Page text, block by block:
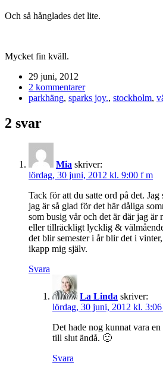
Och så hånglades det lite.
Mycket fin kväll.
29 juni, 2012
2 kommentarer
parkhäng, sparks joy., stockholm,
2 svar
Mia skriver:
lördag, 30 juni, 2012 kl. 9:00 f m
Tack för att du satte ord på det.
jag är så glad för det här dåliga
som busig vår och det är där jag är
eller tillräckligt lycklig &
det blir semester i år blir det i
ikapp mig själv.
Svara
La Linda skriver:
lördag, 30 juni, 2012 kl. 3:06
Det hade nog kunnat vara
till slut ändå. 🙂
Svara